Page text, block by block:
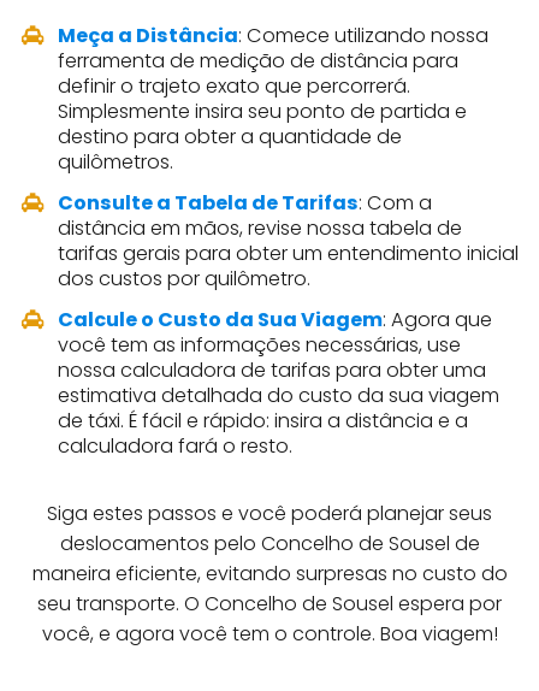
Meça a Distância: Comece utilizando nossa
ferramenta de medição de distância para
definir o trajeto exato que percorrerá.
Simplesmente insira seu ponto de partida e
destino para obter a quantidade de
quilômetros.
Consulte a Tabela de Tarifas: Com a
distância em mãos, revise nossa tabela de
tarifas gerais para obter um entendimento inicial
dos custos por quilômetro.
Calcule o Custo da Sua Viagem: Agora que
você tem as informações necessárias, use
nossa calculadora de tarifas para obter uma
estimativa detalhada do custo da sua viagem
de táxi. É fácil e rápido: insira a distância e a
calculadora fará o resto.
Siga estes passos e você poderá planejar seus
deslocamentos pelo Concelho de Sousel de
maneira eficiente, evitando surpresas no custo do
seu transporte. O Concelho de Sousel espera por
você, e agora você tem o controle. Boa viagem!